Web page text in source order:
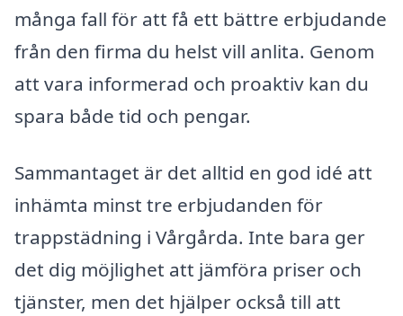
många fall för att få ett bättre erbjudande
från den firma du helst vill anlita. Genom
att vara informerad och proaktiv kan du
spara både tid och pengar.
Sammantaget är det alltid en god idé att
inhämta minst tre erbjudanden för
trappstädning i Vårgårda. Inte bara ger
det dig möjlighet att jämföra priser och
tjänster, men det hjälper också till att